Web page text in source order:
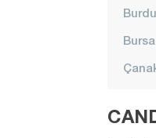
Bursa